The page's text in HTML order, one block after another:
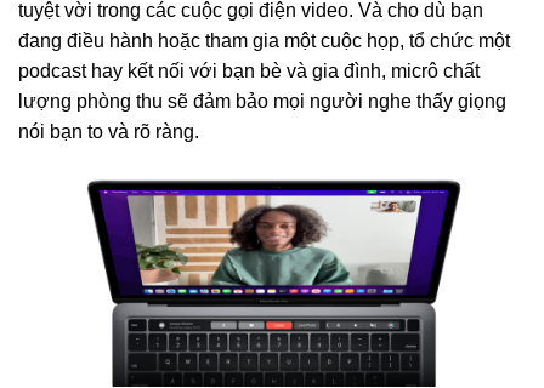
tuyệt vời trong các cuộc gọi điện video. Và cho dù bạn
đang điều hành hoặc tham gia một cuộc họp, tổ chức một
podcast hay kết nối với bạn bè và gia đình, micrô chất
lượng phòng thu sẽ đảm bảo mọi người nghe thấy giọng
nói bạn to và rõ ràng.